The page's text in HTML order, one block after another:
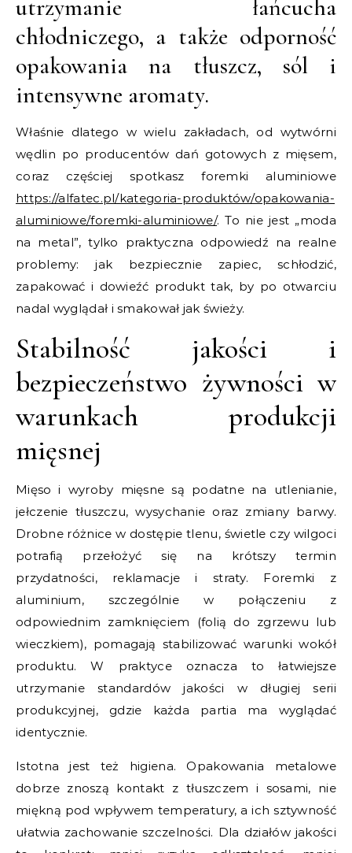
utrzymanie łańcucha
chłodniczego, a także odporność
opakowania na tłuszcz, sól i
intensywne aromaty.
Właśnie dlatego w wielu zakładach, od wytwórni
wędlin po producentów dań gotowych z mięsem,
coraz częściej spotkasz foremki aluminiowe
https://alfatec.pl/kategoria-produktów/opakowania-
aluminiowe/foremki-aluminiowe/. To nie jest „moda
na metal”, tylko praktyczna odpowiedź na realne
problemy: jak bezpiecznie zapiec, schłodzić,
zapakować i dowieźć produkt tak, by po otwarciu
nadal wyglądał i smakował jak świeży.
Stabilność jakości i
bezpieczeństwo żywności w
warunkach produkcji
mięsnej
Mięso i wyroby mięsne są podatne na utlenianie,
jełczenie tłuszczu, wysychanie oraz zmiany barwy.
Drobne różnice w dostępie tlenu, świetle czy wilgoci
potrafią przełożyć się na krótszy termin
przydatności, reklamacje i straty. Foremki z
aluminium, szczególnie w połączeniu z
odpowiednim zamknięciem (folią do zgrzewu lub
wieczkiem), pomagają stabilizować warunki wokół
produktu. W praktyce oznacza to łatwiejsze
utrzymanie standardów jakości w długiej serii
produkcyjnej, gdzie każda partia ma wyglądać
identycznie.
Istotna jest też higiena. Opakowania metalowe
dobrze znoszą kontakt z tłuszczem i sosami, nie
miękną pod wpływem temperatury, a ich sztywność
ułatwia zachowanie szczelności. Dla działów jakości